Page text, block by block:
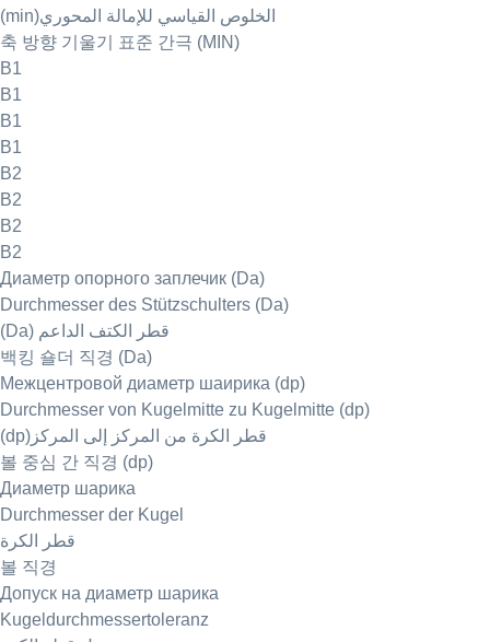
(min)الخلوص القياسي للإمالة المحوري
축 방향 기울기 표준 간극 (MIN)
B1
B1
B1
B1
B2
B2
B2
B2
Диаметр опорного заплечик (Da)
Durchmesser des Stützschulters (Da)
(Da) قطر الكتف الداعم
백킹 숄더 직경 (Da)
Межцентровой диаметр шаирика (dp)
Durchmesser von Kugelmitte zu Kugelmitte (dp)
(dp)قطر الكرة من المركز إلى المركز
볼 중심 간 직경 (dp)
Диаметр шарика
Durchmesser der Kugel
قطر الكرة
볼 직경
Допуск на диаметр шарика
Kugeldurchmessertoleranz